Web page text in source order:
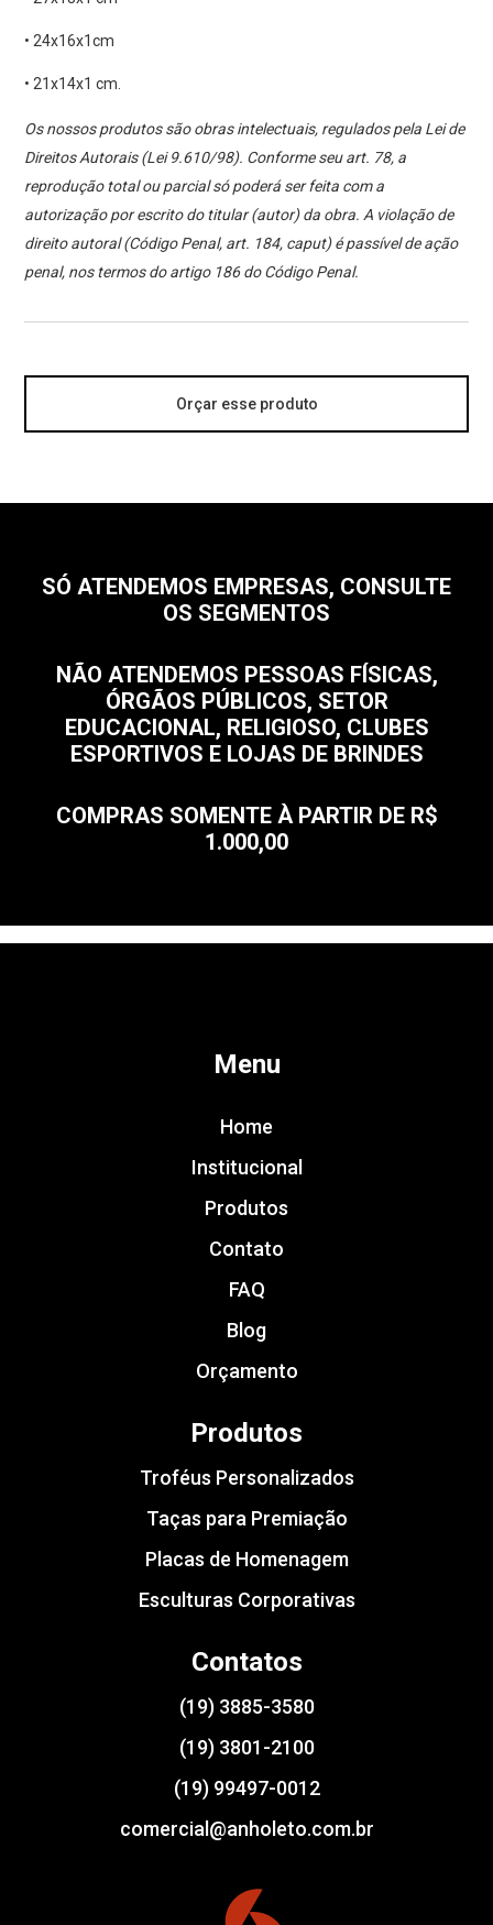
• 24x16x1cm
• 21x14x1 cm.
Os nossos produtos são obras intelectuais, regulados pela Lei de
Direitos Autorais (Lei 9.610/98). Conforme seu art. 78, a
reprodução total ou parcial só poderá ser feita com a
autorização por escrito do titular (autor) da obra. A violação de
direito autoral (Código Penal, art. 184, caput) é passível de ação
penal, nos termos do artigo 186 do Código Penal.
Orçar esse produto
SÓ ATENDEMOS EMPRESAS, CONSULTE
OS SEGMENTOS
NÃO ATENDEMOS PESSOAS FÍSICAS,
ÓRGÃOS PÚBLICOS, SETOR
EDUCACIONAL, RELIGIOSO, CLUBES
ESPORTIVOS E LOJAS DE BRINDES
COMPRAS SOMENTE À PARTIR DE R$
1.000,00
Menu
Home
Institucional
Produtos
Contato
FAQ
Blog
Orçamento
Produtos
Troféus Personalizados
Taças para Premiação
Placas de Homenagem
Esculturas Corporativas
Contatos
(19) 3885-3580
(19) 3801-2100
(19) 99497-0012
comercial@anholeto.com.br